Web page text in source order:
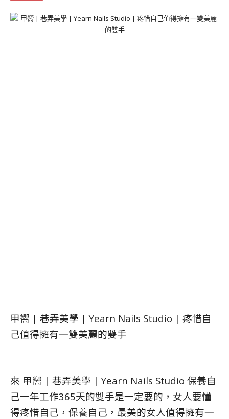
甲嚮 | 巷弄美學 | Yearn Nails Studio | 疼惜自
己值得擁有一雙美麗的雙手
來 甲嚮 | 巷弄美學 | Yearn Nails Studio 保養自
己一年工作365天的雙手是一定要的，女人要懂
得疼惜自己，保養自己，最美的女人值得擁有一